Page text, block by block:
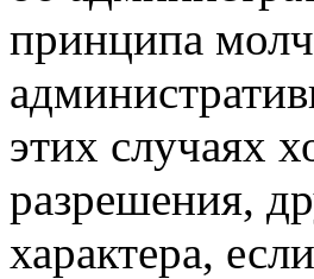
принципа
этих случаях
разрешения,
характера,